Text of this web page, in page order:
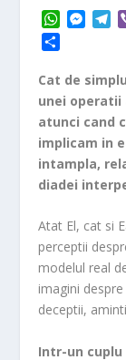
W
t
s
A
p
p
M
s
n
g
e
r
T
e
g
r
a
m
r
t
a
j
e
a
z
Cat de
unei operatii
atunci cand
implicam in
intampla,
diadei
Atat El, cat si
perceptii
modelul real
imagini
deceptii,
Intr-un